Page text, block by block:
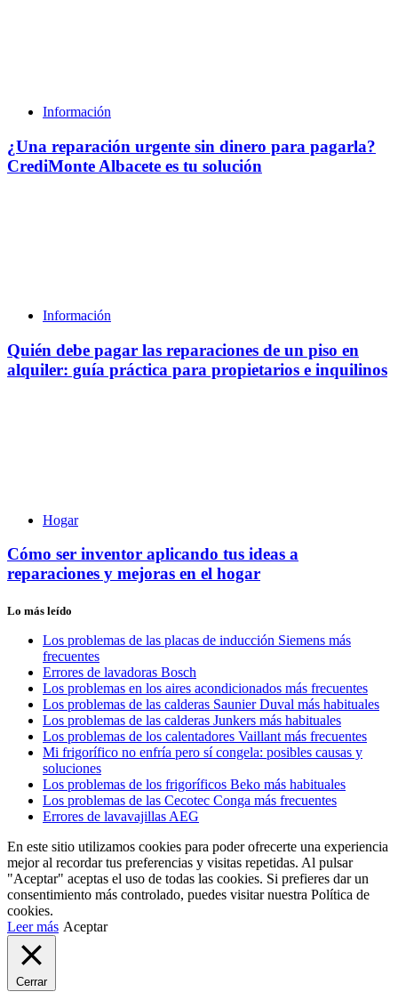
Información
¿Una reparación urgente sin dinero para pagarla?
CrediMonte Albacete es tu solución
Información
Quién debe pagar las reparaciones de un piso en
alquiler: guía práctica para propietarios e inquilinos
Hogar
Cómo ser inventor aplicando tus ideas a
reparaciones y mejoras en el hogar
Lo más leído
Los problemas de las placas de inducción Siemens más
frecuentes
Errores de lavadoras Bosch
Los problemas en los aires acondicionados más frecuentes
Los problemas de las calderas Saunier Duval más habituales
Los problemas de las calderas Junkers más habituales
Los problemas de los calentadores Vaillant más frecuentes
Mi frigorífico no enfría pero sí congela: posibles causas y
soluciones
Los problemas de los frigoríficos Beko más habituales
Los problemas de las Cecotec Conga más frecuentes
Errores de lavavajillas AEG
En este sitio utilizamos cookies para poder ofrecerte una experiencia
mejor al recordar tus preferencias y visitas repetidas. Al pulsar
"Aceptar" aceptas el uso de todas las cookies. Si prefieres dar un
consentimiento más controlado, puedes visitar nuestra Política de
cookies.
Leer más Aceptar
Cerrar